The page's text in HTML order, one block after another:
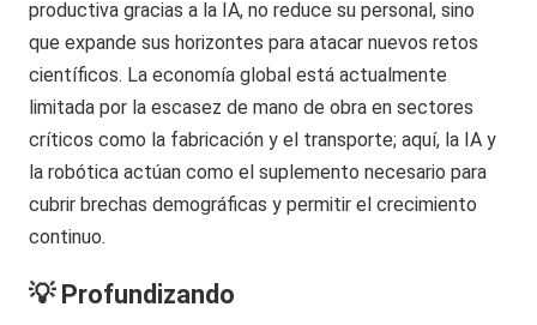
productiva gracias a la IA, no reduce su personal, sino
que expande sus horizontes para atacar nuevos retos
científicos. La economía global está actualmente
limitada por la escasez de mano de obra en sectores
críticos como la fabricación y el transporte; aquí, la IA y
la robótica actúan como el suplemento necesario para
cubrir brechas demográficas y permitir el crecimiento
continuo.
💡 Profundizando